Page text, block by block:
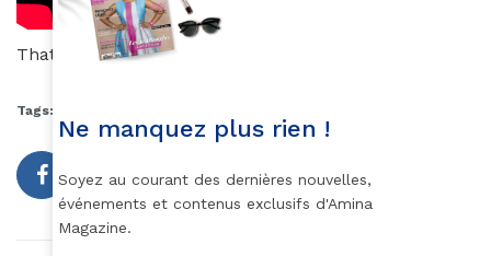
Thatoux J Gnaoré
Tags:
Ne manquez plus rien !
Soyez au courant des dernières nouvelles,
événements et contenus exclusifs d'Amina
Magazine.